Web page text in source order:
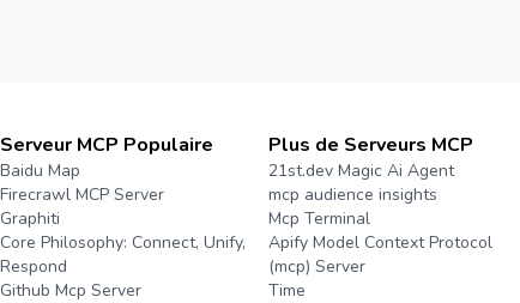
Serveur MCP Populaire
Baidu Map
Firecrawl MCP Server
Graphiti
Core Philosophy: Connect, Unify,
Respond
Github Mcp Server
Plus de Serveurs MCP
21st.dev Magic Ai Agent
mcp audience insights
Mcp Terminal
Apify Model Context Protocol
(mcp) Server
Time